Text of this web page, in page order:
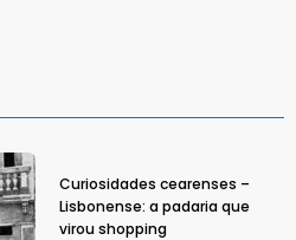
Curiosidades cearenses –
Lisbonense: a padaria que
virou shopping